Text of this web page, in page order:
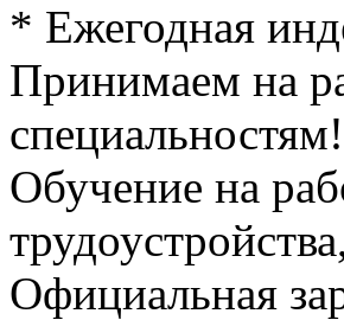
* Ежегодная
Принимаем на
специальностям!
Обучение на
Официальная